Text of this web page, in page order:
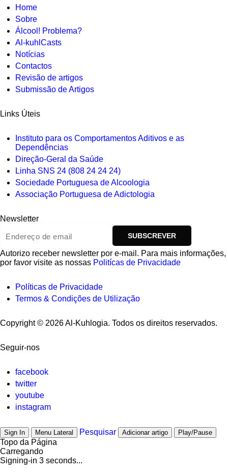
Home
Sobre
Álcool! Problema?
Al-kuhlCasts
Notícias
Contactos
Revisão de artigos
Submissão de Artigos
Links Úteis
Instituto para os Comportamentos Aditivos e as
Dependências
Direção-Geral da Saúde
Linha SNS 24 (808 24 24 24)
Sociedade Portuguesa de Alcoologia
Associação Portuguesa de Adictologia
Newsletter
Autorizo ​​receber newsletter por e-mail. Para mais informações,
por favor visite as nossas Politícas de Privacidade
Políticas de Privacidade
Termos & Condições de Utilização
Copyright © 2026 Al-Kuhlogia. Todos os direitos reservados.
Seguir-nos
facebook
twitter
youtube
instagram
Sign In Menu Lateral Pesquisar Adicionar artigo Play/Pause
Topo da Página
Carregando
Signing-in 3 seconds...